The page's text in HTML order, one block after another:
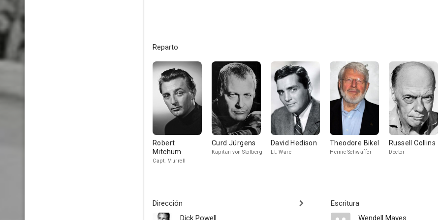
Reparto
Robert
Mitchum
Capt. Murrell
Curd Jürgens
Kapitän von Stolberg
David Hedison
Lt. Ware
Theodore Bikel
Heinie Schwaffer
Russell Collins
Doctor
Dirección
Dick Powell
Escritura
Wendell Mayes